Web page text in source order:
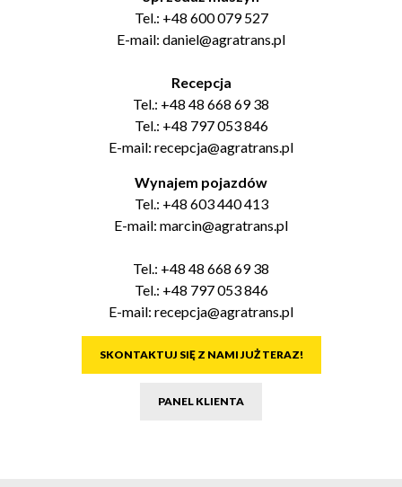
Tel.: +48 600 079 527
E-mail: daniel@agratrans.pl
Recepcja
Tel.: +48 48 668 69 38
Tel.: +48 797 053 846
E-mail: recepcja@agratrans.pl
Wynajem pojazdów
Tel.: +48 603 440 413
E-mail: marcin@agratrans.pl
Tel.: +48 48 668 69 38
Tel.: +48 797 053 846
E-mail: recepcja@agratrans.pl
SKONTAKTUJ SIĘ Z NAMI JUŻ TERAZ!
PANEL KLIENTA